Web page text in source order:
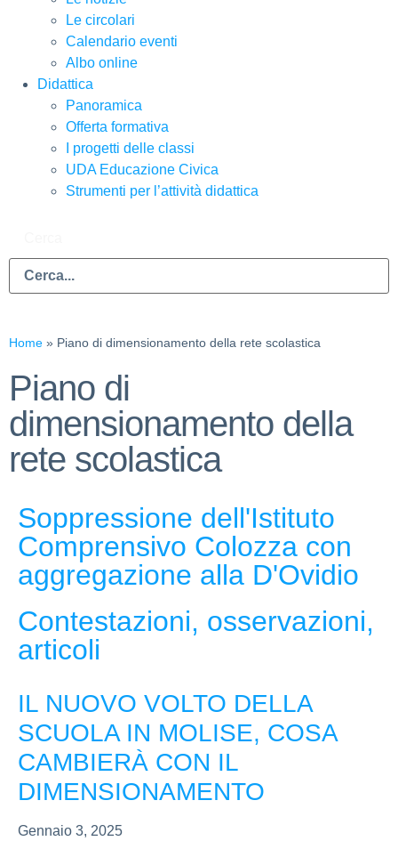
Le circolari
Calendario eventi
Albo online
Didattica
Panoramica
Offerta formativa
I progetti delle classi
UDA Educazione Civica
Strumenti per l’attività didattica
Home » Piano di dimensionamento della rete scolastica
Piano di
dimensionamento della
rete scolastica
Soppressione dell'Istituto
Comprensivo Colozza con
aggregazione alla D'Ovidio
Contestazioni, osservazioni,
articoli
IL NUOVO VOLTO DELLA
SCUOLA IN MOLISE, COSA
CAMBIERÀ CON IL
DIMENSIONAMENTO
Gennaio 3, 2025